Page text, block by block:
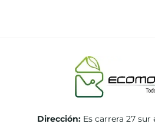
Dirección: Es carrera 27